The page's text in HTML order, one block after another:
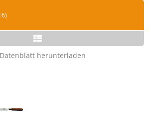
Datenblatt herunterladen